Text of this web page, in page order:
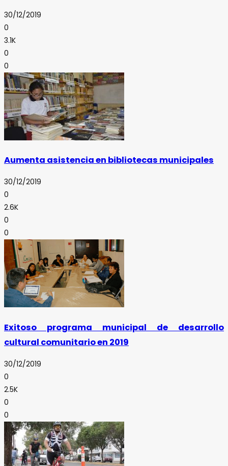
30/12/2019
0
3.1K
0
0
Aumenta asistencia en bibliotecas municipales
30/12/2019
0
2.6K
0
0
Exitoso programa municipal de desarrollo
cultural comunitario en 2019
30/12/2019
0
2.5K
0
0